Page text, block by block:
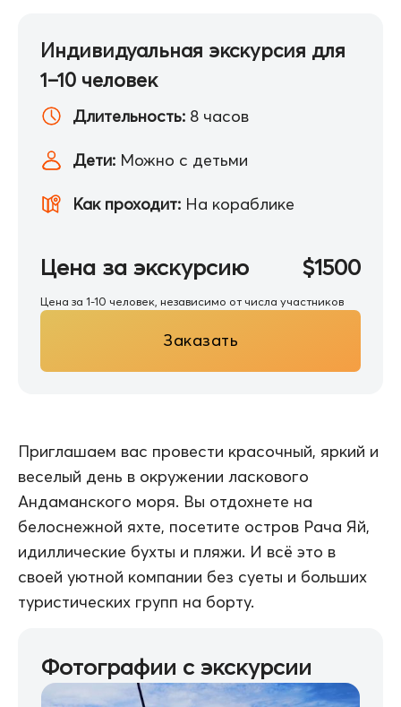
Приглашаем вас провести красочный, яркий и
веселый день в окружении ласкового
Андаманского моря. Вы отдохнете на
белоснежной яхте, посетите остров Рача Яй,
идиллические бухты и пляжи. И всё это в
своей уютной компании без суеты и больших
туристических групп на борту.
Фотографии с экскурсии
Индивидуальная экскурсия для
1–10 человек
Длительность: 8 часов
Дети: Можно с детьми
Как проходит: На кораблике
Цена за экскурсию $1500
Цена за 1-10 человек, независимо от числа участников
Заказать